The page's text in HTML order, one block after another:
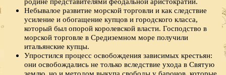
Небывалое развитие морской торговли и как следствие
усиление и обогащение купцов и городского класса,
который был опорой королевской власти. Господство в
морской торговле в Средиземном море получили
итальянские купцы.
Упростился процесс освобождения зависимых крестьян:
они освобождались не только вследствие ухода в Святую
землю, но и методом выкупа свободы у баронов, которые